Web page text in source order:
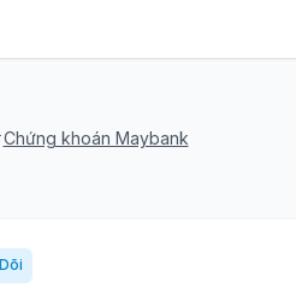
Chứng khoán Maybank